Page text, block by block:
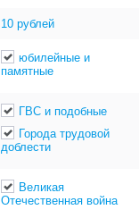
10 рублей
юбилейные и
памятные
ГВС и подобные
Города трудовой
доблести
Великая
Отечественная война